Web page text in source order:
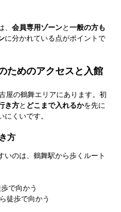
会員専用ゾーンと一般の方も
に分かれている点がポイントで
ためのアクセスと入館
屋の鶴舞エリアにあります。初
き方と どこまで入れるかを先に
にくいです。
方
いのは、鶴舞駅から歩くルート
で向かう
徒歩で向かう